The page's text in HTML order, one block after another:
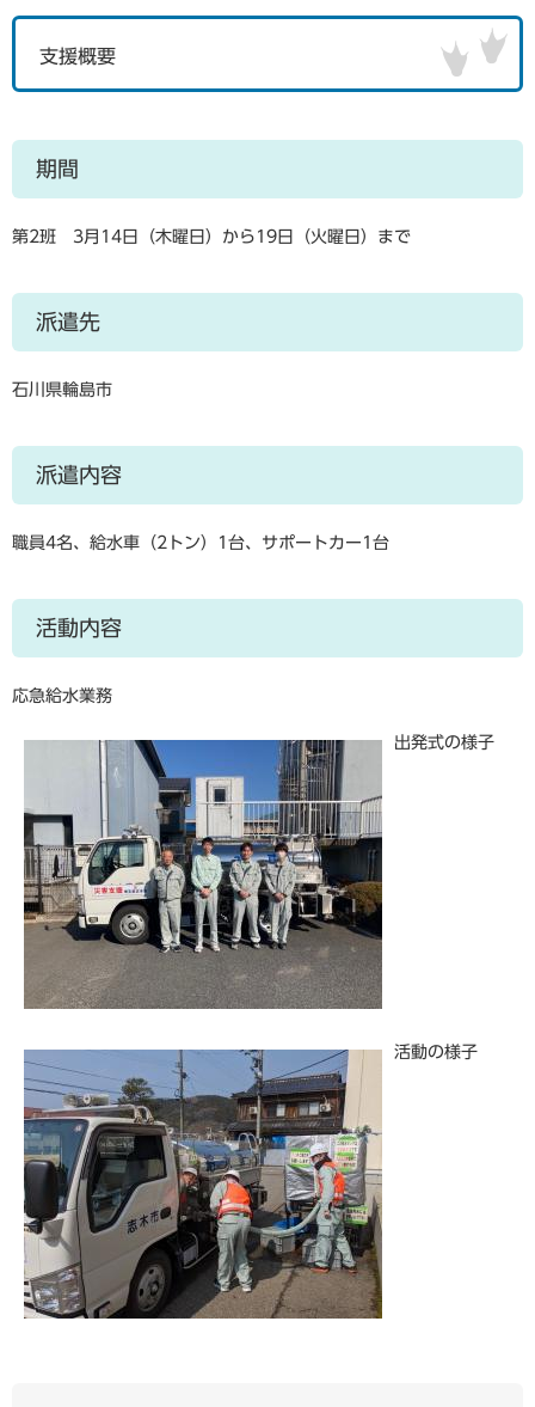
支援概要
期間
第2班 3月14日（木曜日）から19日（火曜日）まで
派遣先
石川県輪島市
派遣内容
職員4名、給水車（2トン）1台、サポートカー1台
活動内容
応急給水業務
出発式の様子
活動の様子